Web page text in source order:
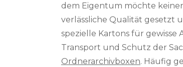
dem Eigentum möchte
verlässliche Qualität gesetzt
spezielle Kartons für gewisse
Transport und Schutz der
Ordnerarchivboxen. Häufig